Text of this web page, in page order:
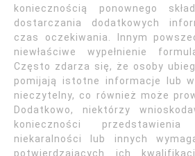
koniecznością ponownego
dostarczania dodatkowych
czas oczekiwania. Innym
niewłaściwe wypełnienie
Często zdarza się, że osoby
pomijają istotne informacje lub
nieczytelny, co również może
Dodatkowo, niektórzy
konieczności
niekaralności lub innych
potwierdzających ich